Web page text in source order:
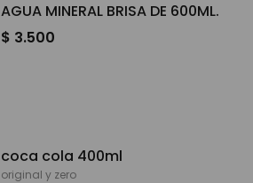
AGUA MINERAL BRISA DE 600ML.
$ 3.500
coca cola 400ml
original y zero